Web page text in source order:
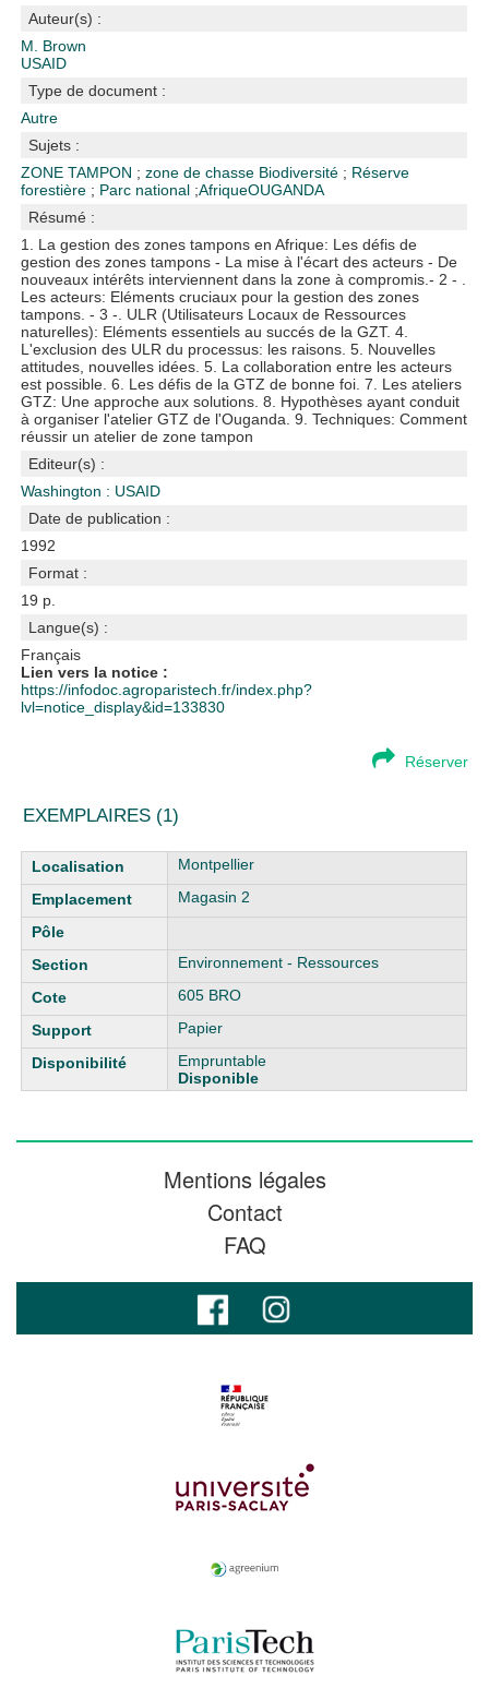
Auteur(s) :
M. Brown
USAID
Type de document :
Autre
Sujets :
ZONE TAMPON ;zone de chasse Biodiversité ; Réserve
forestière ; Parc national ;AfriqueOUGANDA
Résumé :
1. La gestion des zones tampons en Afrique: Les défis de
gestion des zones tampons - La mise à l'écart des acteurs - De
nouveaux intérêts interviennent dans la zone à compromis.- 2 - .
Les acteurs: Eléments cruciaux pour la gestion des zones
tampons. - 3 -. ULR (Utilisateurs Locaux de Ressources
naturelles): Eléments essentiels au succés de la GZT. 4.
L'exclusion des ULR du processus: les raisons. 5. Nouvelles
attitudes, nouvelles idées. 5. La collaboration entre les acteurs
est possible. 6. Les défis de la GTZ de bonne foi. 7. Les ateliers
GTZ: Une approche aux solutions. 8. Hypothèses ayant conduit
à organiser l'atelier GTZ de l'Ouganda. 9. Techniques: Comment
réussir un atelier de zone tampon
Editeur(s) :
Washington : USAID
Date de publication :
1992
Format :
19 p.
Langue(s) :
Français
Lien vers la notice :
https://infodoc.agroparistech.fr/index.php?
lvl=notice_display&id=133830
Réserver
EXEMPLAIRES (1)
Liste des exemplaires
Montpellier
Magasin 2
Environnement - Ressources
605 BRO
Papier
Empruntable
Disponible
Mentions légales
Contact
FAQ